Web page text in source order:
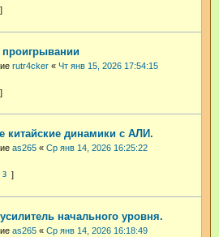
rutr4cker « Чт янв 15, 2026 17:54:15
китайские динамики с АЛИ.
as265 « Ср янв 14, 2026 16:25:22
3
начального уровня.
as265 « Ср янв 14, 2026 16:18:49